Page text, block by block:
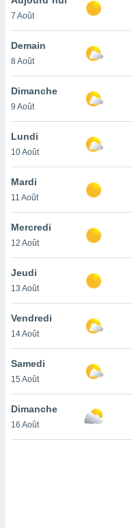
et
»,
au
vous
qu'ils
ou
le
ainsi
un
la
du
en
de
7 Août
Demain
8 Août
Dimanche
9 Août
Lundi
10 Août
Mardi
11 Août
Mercredi
12 Août
Jeudi
13 Août
Vendredi
14 Août
Samedi
15 Août
Dimanche
16 Août